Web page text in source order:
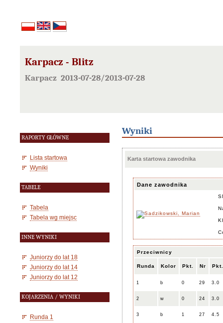
Karpacz - Blitz
Karpacz 2013-07-28/2013-07-28
RAPORTY GŁÓWNE
Lista startowa
Wyniki
TABELE
Tabela
Tabela wg miejsc
INNE WYNIKI
Juniorzy do lat 18
Juniorzy do lat 14
Juniorzy do lat 12
KOJARZENIA / WYNIKI
Runda 1
Wyniki
Karta startowa zawodnika
Dane zawodnika
Przeciwnicy
Runda Kolor Pkt. Nr Pkt.
1 b 0 29 3.0
2 w 0 24 3.0
3 b 1 27 4.5